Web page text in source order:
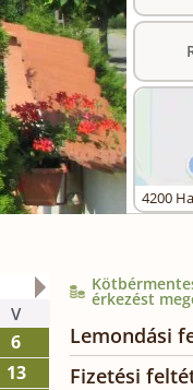
4200
V
6
13
5
6
érkezést
Lemondási
Fizetési